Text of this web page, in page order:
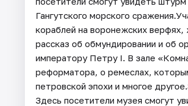
Гангутского морского
кораблей на воронежских
рассказ об обмундировании и об
императору Петру I. В зале
реформатора, о ремеслах,
петровской эпохи и многое
Здесь посетители музея смогут